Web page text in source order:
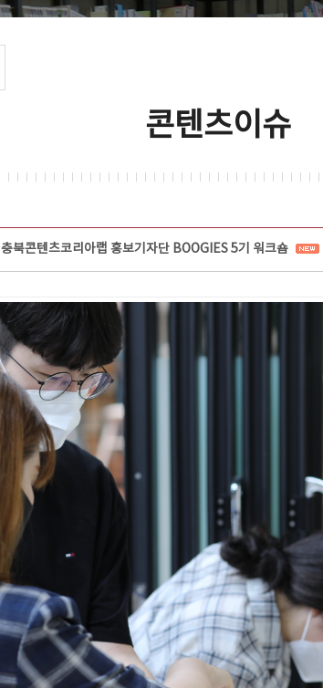
콘텐츠이슈
충북콘텐츠코리아랩 홍보기자단 BOOGIES 5기 워크숍